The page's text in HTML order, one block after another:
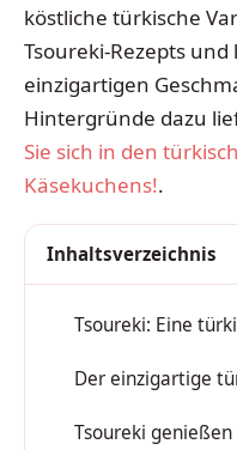
köstliche türkische
Tsoureki-Rezepts
einzigartigen
Hintergründe dazu
Sie sich in den
Käsekuchens!.
Inhaltsverzeichnis
Tsoureki: Eine
Der einzigartige
Tsoureki